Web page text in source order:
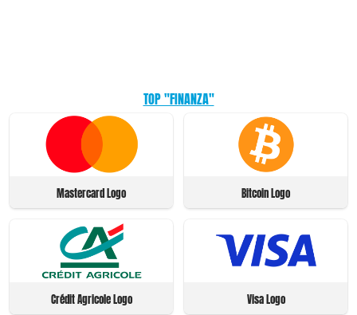
TOP "FINANZA"
Mastercard Logo Bitcoin Logo
Crédit Agricole Logo Visa Logo